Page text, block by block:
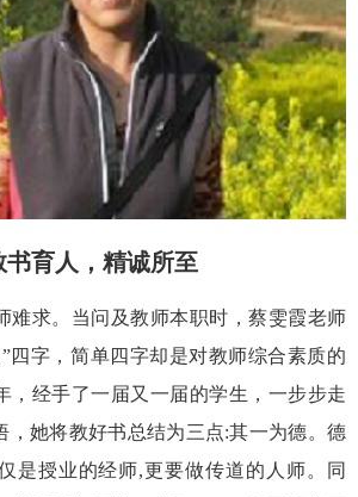
书育人，精诚所至
难求。当问及教师本职时，蔡雯霞老师
四字，简单四字却是对教师综合素质的
，经手了一届又一届的学生，一步步走
，她将教好书总结为三点:其一为德。德
是授业的经师,更要做传道的人师。同